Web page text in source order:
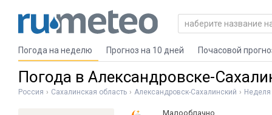
Погода на неделю Прогноз на 10 дней Почасовой
Погода в Александровске-
Россия Сахалинская область Александровск-Сахалинский Неделя
Малооблачно